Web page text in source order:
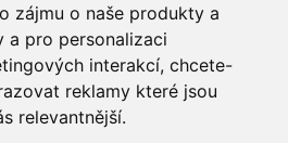
zájmu o naše produkty a
a pro personalizaci
interakcí, chcete-
reklamy které jsou
relevantnější.
převzetí, šíření či dalšího užití a
materiálů bez písemného